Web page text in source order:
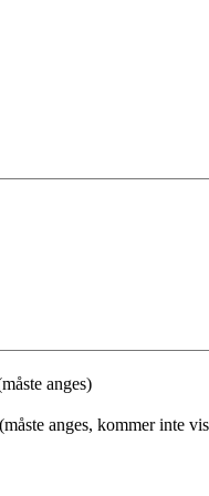
anges)
anges, kommer inte